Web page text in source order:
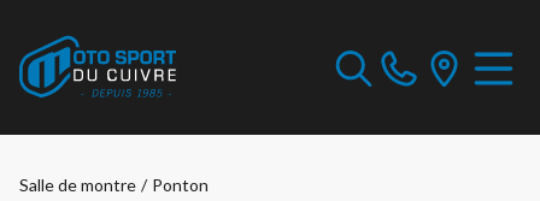
Salle de montre / Ponton